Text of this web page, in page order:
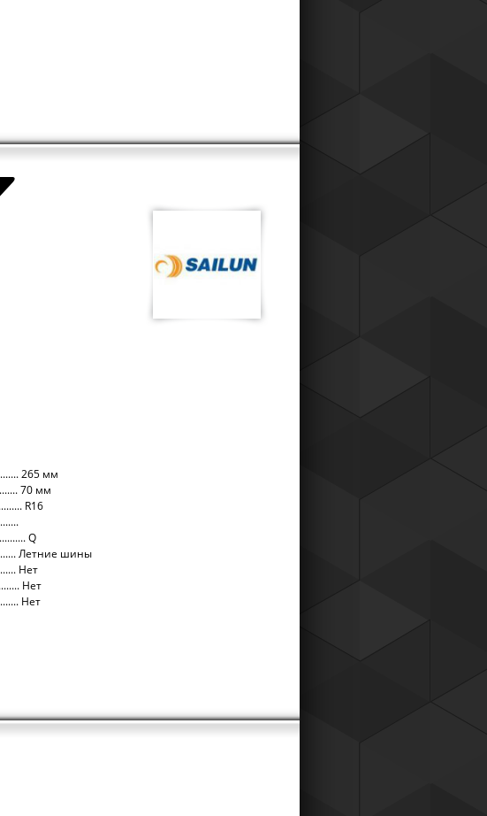
Мы разработали дисконтную систему
покупок для наших постоянных клиентов,
265 мм
70 мм
R16
Q
Летние шины
Нет
Нет
Нет